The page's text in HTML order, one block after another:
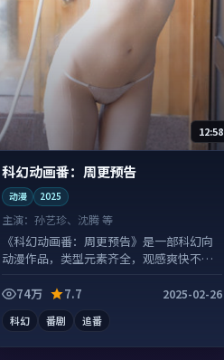
12:58
科幻动画番：周更预告
动漫 2025
主演：孙艺珍、沈腾 等
《科幻动画番：周更预告》是一部科幻向
动漫作品，类型元素齐全，观感爽快不拖
74万
7.7 2025-02-26
科幻 番剧 追番